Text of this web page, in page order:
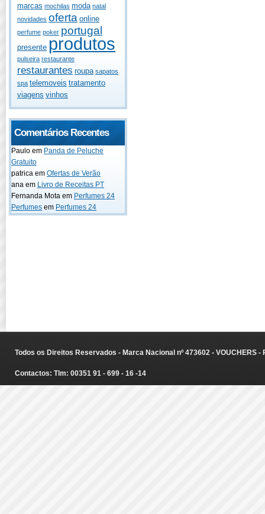
marcas mochilas moda natal
novidades oferta online
perfume poker portugal
presente produtos
pulseira restaurante
restaurantes roupa sapatos
spa telemoveis tratamento
viagens vinhos
Comentários Recentes
Paulo em Panda de Peluche
Gratuito
patrica em Ofertas de Verão
ana em Livro de Receitas PT
Fernanda Mota em Perfumes 24
Perfumes em Perfumes 24
Todos os Direitos Reservados - Marca Nacional nº 473602 - VOUCHERS
Contactos: Tlm: 00351 91 - 699 - 16 -14